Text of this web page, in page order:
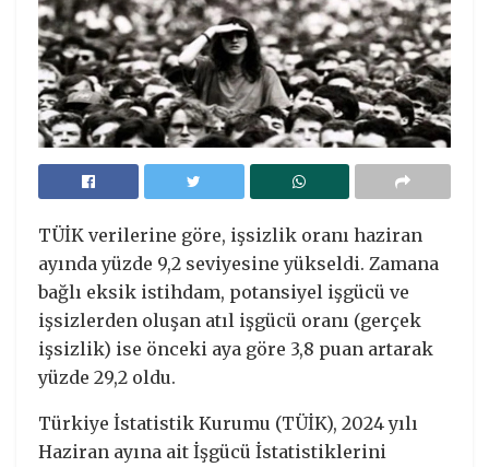
TÜİK verilerine göre, işsizlik oranı haziran
ayında yüzde 9,2 seviyesine yükseldi. Zamana
bağlı eksik istihdam, potansiyel işgücü ve
işsizlerden oluşan atıl işgücü oranı (gerçek
işsizlik) ise önceki aya göre 3,8 puan artarak
yüzde 29,2 oldu.
Türkiye İstatistik Kurumu (TÜİK), 2024 yılı
Haziran ayına ait İşgücü İstatistiklerini